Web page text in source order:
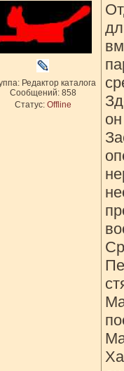
Редактор каталога
Сообщений: 858
Статус: Offline